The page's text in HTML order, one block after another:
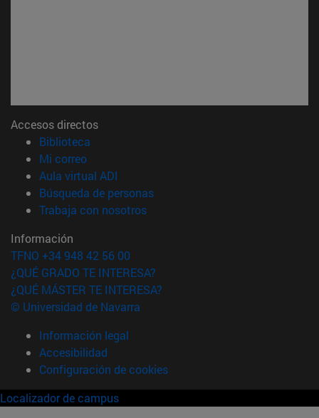
Accesos directos
Biblioteca
Mi correo(abre en nueva ventana)
Aula virtual ADI
Búsqueda de personas(abre en nueva ventana)
Trabaja con nosotros(abre en nueva ventana)
Información
TFNO +34 948 42 56 00
¿QUÉ GRADO TE INTERESA?
¿QUÉ MÁSTER TE INTERESA?
© Universidad de Navarra
Información legal
Accesibilidad
Configuración de cookies
Localizador de campus